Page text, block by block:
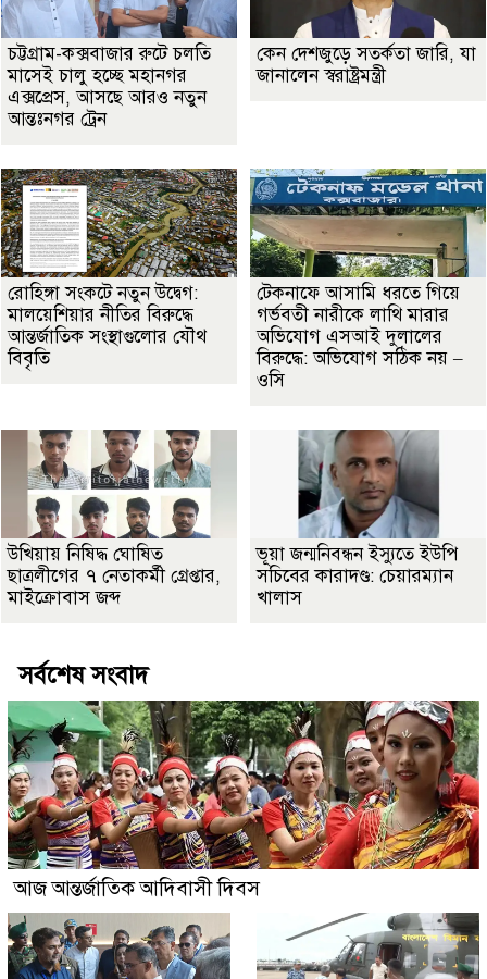
চট্টগ্রাম-কক্সবাজার রুটে চলতি
মাসেই চালু হচ্ছে মহানগর
এক্সপ্রেস, আসছে আরও নতুন
আন্তঃনগর ট্রেন
কেন দেশজুড়ে সতর্কতা জারি, যা
জানালেন স্বরাষ্ট্রমন্ত্রী
রোহিঙ্গা সংকটে নতুন উদ্বেগ:
মালয়েশিয়ার নীতির বিরুদ্ধে
আন্তর্জাতিক সংস্থাগুলোর যৌথ
বিবৃতি
টেকনাফে আসামি ধরতে গিয়ে
গর্ভবতী নারীকে লাথি মারার
অভিযোগ এসআই দুলালের
বিরুদ্ধে: অভিযোগ সঠিক নয় –
ওসি
উখিয়ায় নিষিদ্ধ ঘোষিত
ছাত্রলীগের ৭ নেতাকর্মী গ্রেপ্তার,
মাইক্রোবাস জব্দ
ভূয়া জন্মনিবন্ধন ইস্যুতে ইউপি
সচিবের কারাদণ্ড: চেয়ারম্যান
খালাস
সর্বশেষ সংবাদ
আজ আন্তর্জাতিক আদিবাসী দিবস